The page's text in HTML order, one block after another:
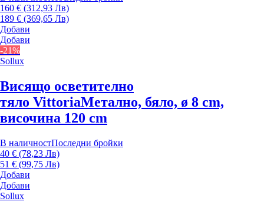
160 € (312,93 Лв)
189 € (369,65 Лв)
Добави
Добави
-21%
Sollux
Висящо осветително
тяло VittoriaМетално, бяло, ø 8 cm,
височина 120 cm
В наличностПоследни бройки
40 € (78,23 Лв)
51 € (99,75 Лв)
Добави
Добави
Sollux